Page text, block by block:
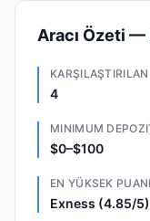
Aracı Özeti
4
MINIMUM
$0–$100
EN YÜKSEK
Exness (4.85/5)